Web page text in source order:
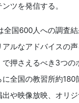
ツを発信する。
国600人への調査
ルなアドバイスの声
で押さえるべき3つの
全国の教習所約180
出や映像放映、オリ